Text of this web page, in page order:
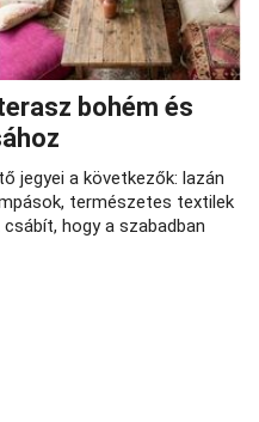
bohém és
jegyei a következők: lazán
természetes textilek
hogy a szabadban